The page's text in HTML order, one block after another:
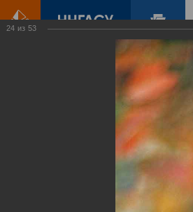
Зеленый Город
Виртуальные
выставки
24 из 53